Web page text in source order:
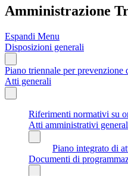
Amministrazione
Espandi Menu
Disposizioni generali
Piano triennale per prevenzione
Atti generali
Riferimenti normativi su
Atti amministrativi
Piano integrato di
Documenti di